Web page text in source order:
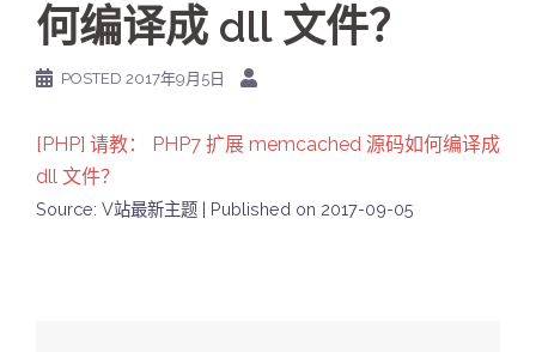
何编译成 dll 文件？
POSTED 2017年9月5日
[PHP] 请教： PHP7 扩展 memcached 源码如何编译成
dll 文件？
Source: V站最新主题 Published on 2017-09-05